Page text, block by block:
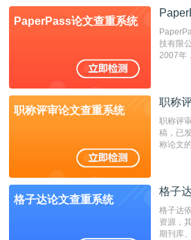
检测系
非。其
费用少
重的推
PaperPass论文查重系统
技有限
2007年
检测速
职称评审论文查重系统
职称
职称评
稿，已
称论文
编辑部
测时注
表文献
格子达论文查重系统
格子
格子达
资源，
期刊库